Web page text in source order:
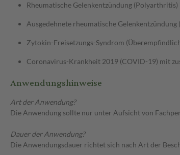
Rheumatische Gelenkentzündung
Ausgedehnete rheumatische
Zytokin-Freisetzungs-Syndrom
Coronavirus-Krankheit 2019 (COVID-19) mit
Anwendungshinweise
Art der Anwendung?
Die Anwendung sollte nur unter Aufsicht von
Dauer der Anwendung?
Die Anwendungsdauer richtet sich nach Art der